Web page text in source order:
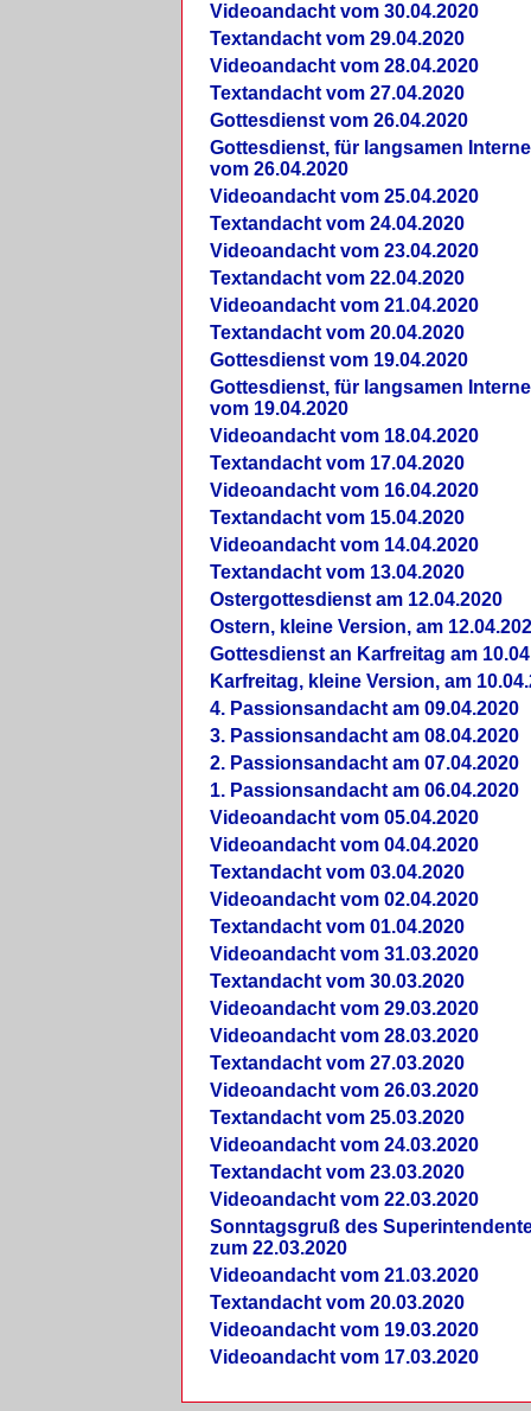
Videoandacht vom 30.04.2020
Textandacht vom 29.04.2020
Videoandacht vom 28.04.2020
Textandacht vom 27.04.2020
Gottesdienst vom 26.04.2020
Gottesdienst, für langsamen
vom 26.04.2020
Videoandacht vom 25.04.2020
Textandacht vom 24.04.2020
Videoandacht vom 23.04.2020
Textandacht vom 22.04.2020
Videoandacht vom 21.04.2020
Textandacht vom 20.04.2020
Gottesdienst vom 19.04.2020
Gottesdienst, für langsamen
vom 19.04.2020
Videoandacht vom 18.04.2020
Textandacht vom 17.04.2020
Videoandacht vom 16.04.2020
Textandacht vom 15.04.2020
Videoandacht vom 14.04.2020
Textandacht vom 13.04.2020
Ostergottesdienst am 12.04.2020
Ostern, kleine Version, am
Gottesdienst an Karfreitag am
Karfreitag, kleine Version, am
4. Passionsandacht am 09.04.2020
3. Passionsandacht am 08.04.2020
2. Passionsandacht am 07.04.2020
1. Passionsandacht am 06.04.2020
Videoandacht vom 05.04.2020
Videoandacht vom 04.04.2020
Textandacht vom 03.04.2020
Videoandacht vom 02.04.2020
Textandacht vom 01.04.2020
Videoandacht vom 31.03.2020
Textandacht vom 30.03.2020
Videoandacht vom 29.03.2020
Videoandacht vom 28.03.2020
Textandacht vom 27.03.2020
Videoandacht vom 26.03.2020
Textandacht vom 25.03.2020
Videoandacht vom 24.03.2020
Textandacht vom 23.03.2020
Videoandacht vom 22.03.2020
Sonntagsgruß des
zum 22.03.2020
Videoandacht vom 21.03.2020
Textandacht vom 20.03.2020
Videoandacht vom 19.03.2020
Videoandacht vom 17.03.2020